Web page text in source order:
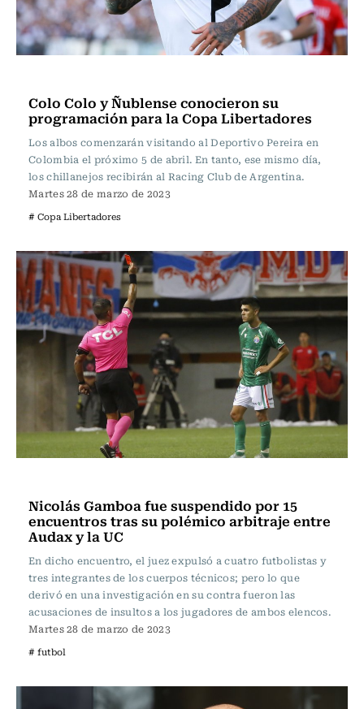
Colo Colo y Ñublense conocieron su
programación para la Copa Libertadores
Los albos comenzarán visitando al Deportivo Pereira en
Colombia el próximo 5 de abril. En tanto, ese mismo día,
los chillanejos recibirán al Racing Club de Argentina.
Martes 28 de marzo de 2023
# Copa Libertadores
Nicolás Gamboa fue suspendido por 15
encuentros tras su polémico arbitraje entre
Audax y la UC
En dicho encuentro, el juez expulsó a cuatro futbolistas y
tres integrantes de los cuerpos técnicos; pero lo que
derivó en una investigación en su contra fueron las
acusaciones de insultos a los jugadores de ambos elencos.
Martes 28 de marzo de 2023
# futbol